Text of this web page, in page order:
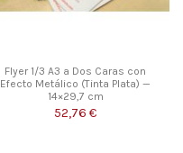
Flyer 1/3 A3 a Dos Caras con
Efecto Metálico (Tinta Plata) —
14×29,7 cm
52,76 €